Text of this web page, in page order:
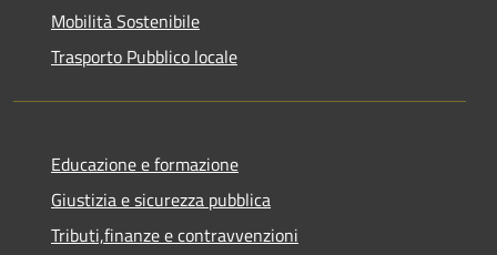
Mobilità Sostenibile
Trasporto Pubblico locale
Educazione e formazione
Giustizia e sicurezza pubblica
Tributi,finanze e contravvenzioni